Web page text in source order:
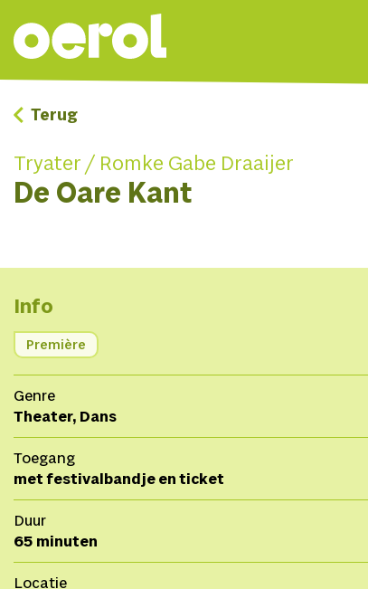
Terug
Tryater / Romke Gabe Draaijer
De Oare Kant
Info
Première
Genre
Theater, Dans
Toegang
met festivalbandje en ticket
Duur
65 minuten
Locatie